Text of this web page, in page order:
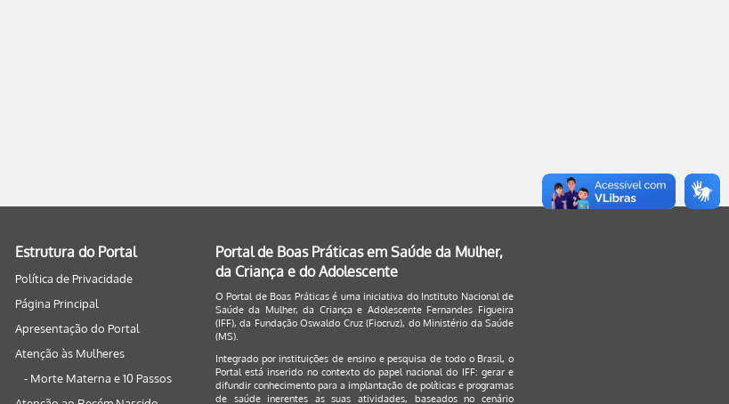
Estrutura do Portal
Política de Privacidade
Página Principal
Apresentação do Portal
Atenção às Mulheres
- Morte Materna e 10 Passos
Portal de Boas Práticas em Saúde da Mulher,
da Criança e do Adolescente
O Portal de Boas Práticas é uma iniciativa do Instituto Nacional de
Saúde da Mulher, da Criança e Adolescente Fernandes Figueira
(IFF), da Fundação Oswaldo Cruz (Fiocruz), do Ministério da Saúde
(MS).
Integrado por instituições de ensino e pesquisa de todo o Brasil, o
Portal está inserido no contexto do papel nacional do IFF: gerar e
difundir conhecimento para a implantação de políticas e programas
de saúde inerentes as suas atividades, baseados no cenário